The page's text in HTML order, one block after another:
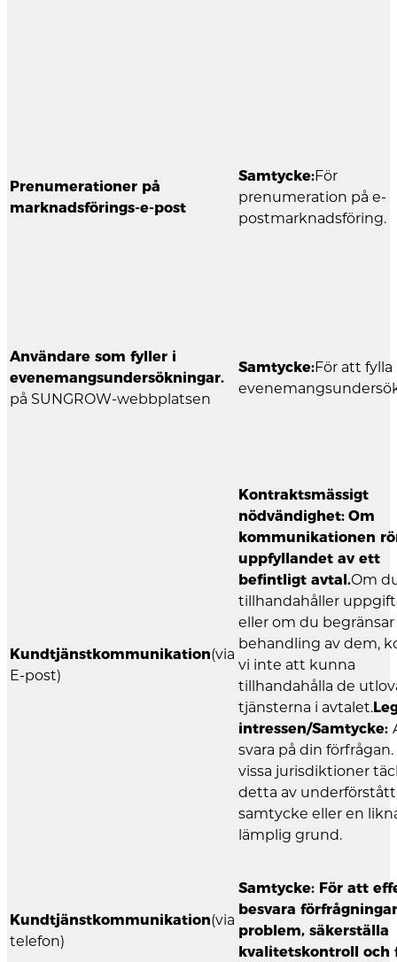
Prenumerationer på
marknadsförings-e-post
Samtycke:För
prenumeration på e-
postmarknadsföring.
Användare som fyller i
evenemangsundersökningar.
på SUNGROW-webbplatsen
Samtycke:För att fylla
Kundtjänstkommunikation(via
E-post)
Kontraktsmässigt
nödvändighet: Om
kommunikationen
uppfyllandet av ett
befintligt avtal.Om
tillhandahåller
eller om du begränsar
behandling av dem,
vi inte att kunna
tillhandahålla de
tjänsterna i avtalet.
intressen/Samtycke:
svara på din förfrågan.
vissa jurisdiktioner
detta av underförstått
samtycke eller en
lämplig grund.
Kundtjänstkommunikation(via
telefon)
Samtycke: För att
besvara
problem, säkerställa
kvalitetskontroll och